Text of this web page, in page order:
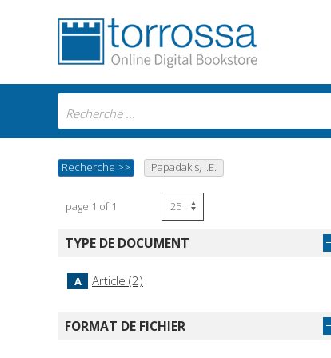
Recherche >> Papadakis, I.E.
page 1 of 1
TYPE DE DOCUMENT
A Article (2)
FORMAT DE FICHIER